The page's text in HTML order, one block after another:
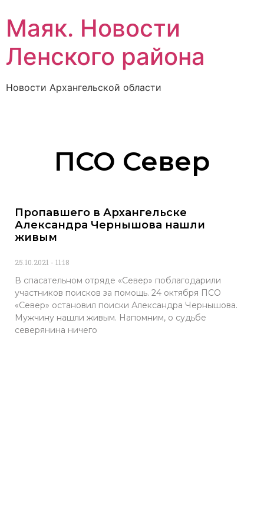
Маяк. Новости
Ленского района
Новости Архангельской области
ПСО Север
Пропавшего в Архангельске
Александра Чернышова нашли
живым
25.10.2021 11:18
В спасательном отряде «Север» поблагодарили
участников поисков за помощь. 24 октября ПСО
«Север» остановил поиски Александра Чернышова.
Мужчину нашли живым. Напомним, о судьбе
северянина ничего